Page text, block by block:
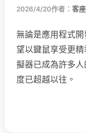
2026/4/20作者： 客
無論是應用程式
望以鍵鼠享受更
擬器已成為許多
度已超越以往。